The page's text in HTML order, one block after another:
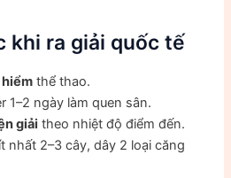
khi ra giải quốc tế
hiểm thể thao.
1–2 ngày làm quen sân.
giải theo nhiệt độ điểm đến.
nhất 2–3 cây, dây 2 loại căng